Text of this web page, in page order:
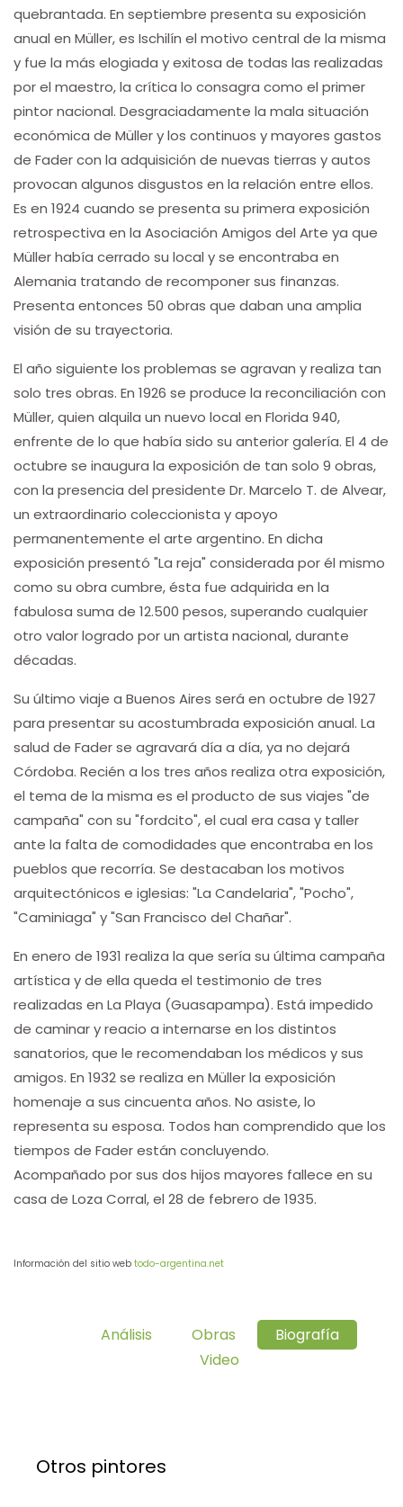
quebrantada. En septiembre presenta su exposición
anual en Müller, es Ischilín el motivo central de la misma
y fue la más elogiada y exitosa de todas las realizadas
por el maestro, la crítica lo consagra como el primer
pintor nacional. Desgraciadamente la mala situación
económica de Müller y los continuos y mayores gastos
de Fader con la adquisición de nuevas tierras y autos
provocan algunos disgustos en la relación entre ellos.
Es en 1924 cuando se presenta su primera exposición
retrospectiva en la Asociación Amigos del Arte ya que
Müller había cerrado su local y se encontraba en
Alemania tratando de recomponer sus finanzas.
Presenta entonces 50 obras que daban una amplia
visión de su trayectoria.
El año siguiente los problemas se agravan y realiza tan
solo tres obras. En 1926 se produce la reconciliación con
Müller, quien alquila un nuevo local en Florida 940,
enfrente de lo que había sido su anterior galería. El 4 de
octubre se inaugura la exposición de tan solo 9 obras,
con la presencia del presidente Dr. Marcelo T. de Alvear,
un extraordinario coleccionista y apoyo
permanentemente el arte argentino. En dicha
exposición presentó "La reja" considerada por él mismo
como su obra cumbre, ésta fue adquirida en la
fabulosa suma de 12.500 pesos, superando cualquier
otro valor logrado por un artista nacional, durante
décadas.
Su último viaje a Buenos Aires será en octubre de 1927
para presentar su acostumbrada exposición anual. La
salud de Fader se agravará día a día, ya no dejará
Córdoba. Recién a los tres años realiza otra exposición,
el tema de la misma es el producto de sus viajes "de
campaña" con su "fordcito", el cual era casa y taller
ante la falta de comodidades que encontraba en los
pueblos que recorría. Se destacaban los motivos
arquitectónicos e iglesias: "La Candelaria", "Pocho",
"Caminiaga" y "San Francisco del Chañar".
En enero de 1931 realiza la que sería su última campaña
artística y de ella queda el testimonio de tres
realizadas en La Playa (Guasapampa). Está impedido
de caminar y reacio a internarse en los distintos
sanatorios, que le recomendaban los médicos y sus
amigos. En 1932 se realiza en Müller la exposición
homenaje a sus cincuenta años. No asiste, lo
representa su esposa. Todos han comprendido que los
tiempos de Fader están concluyendo.
Acompañado por sus dos hijos mayores fallece en su
casa de Loza Corral, el 28 de febrero de 1935.
Información del sitio web todo-argentina.net
Análisis Obras
Biografía
Video
Otros pintores